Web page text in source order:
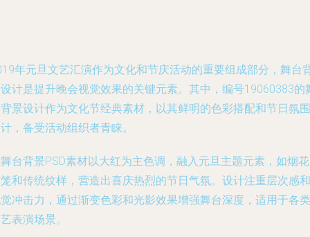
年元旦文艺汇演作为文化和节庆活动的重要组成部分，舞台
计是提升晚会视觉效果的关键元素。其中，编号19060383的
景设计作为文化节经典素材，以其鲜明的色彩搭配和节日氛围
，备受活动组织者青睐。
台背景PSD素材以大红为主色调，融入元旦主题元素，如烟
和传统纹样，营造出喜庆热烈的节日气氛。设计注重层次感和
冲击力，通过渐变色彩和光影效果增强舞台深度，适用于各类
表演场景。